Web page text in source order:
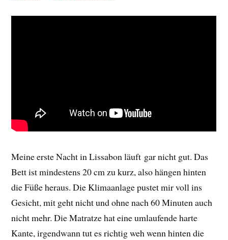
Meine erste Nacht in Lissabon läuft gar nicht gut. Das
Bett ist mindestens 20 cm zu kurz, also hängen hinten
die Füße heraus. Die Klimaanlage pustet mir voll ins
Gesicht, mit geht nicht und ohne nach 60 Minuten auch
nicht mehr. Die Matratze hat eine umlaufende harte
Kante, irgendwann tut es richtig weh wenn hinten die